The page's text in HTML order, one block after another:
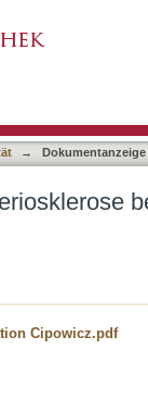
→ Dokumentanzeige
Cipowicz.pdf